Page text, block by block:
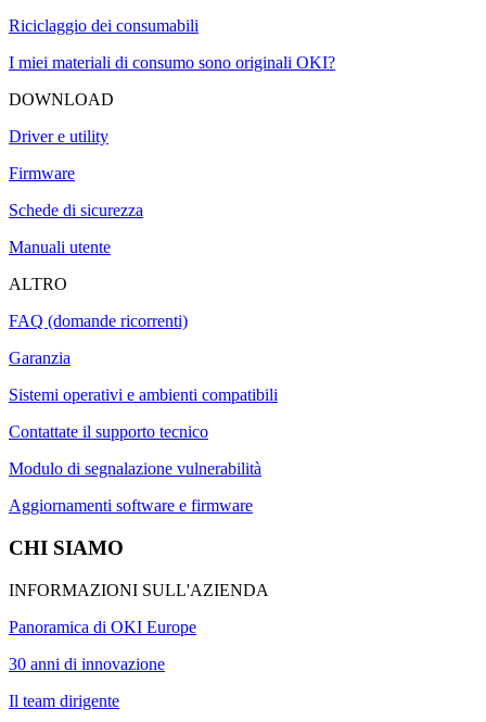
Riciclaggio dei consumabili
I miei materiali di consumo sono originali OKI?
DOWNLOAD
Driver e utility
Firmware
Schede di sicurezza
Manuali utente
ALTRO
FAQ (domande ricorrenti)
Garanzia
Sistemi operativi e ambienti compatibili
Contattate il supporto tecnico
Modulo di segnalazione vulnerabilità
Aggiornamenti software e firmware
CHI SIAMO
INFORMAZIONI SULL'AZIENDA
Panoramica di OKI Europe
30 anni di innovazione
Il team dirigente